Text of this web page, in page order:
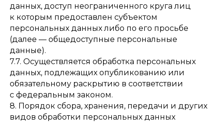
данных, доступ неограниченного круга лиц
к которым предоставлен субъектом
персональных данных либо по его просьбе
(далее — общедоступные персональные
данные).
7.7. Осуществляется обработка персональных
данных, подлежащих опубликованию или
обязательному раскрытию в соответствии
с федеральным законом.
8. Порядок сбора, хранения, передачи и других
видов обработки персональных данных